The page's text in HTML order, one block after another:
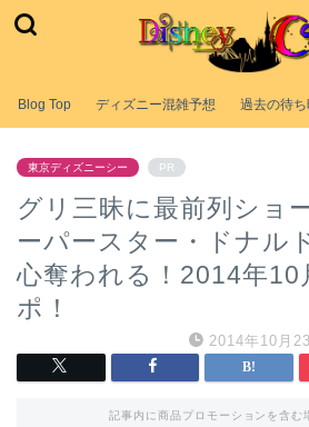
Blog Top ディズニー混雑予想 過去の待ち
東京ディズニーシー PR
グリ三昧に最前列ショ
ーパースター・ドナル
心奪われる！2014年10
ポ！
2014年10月
記事内に商品プロモーションを含む